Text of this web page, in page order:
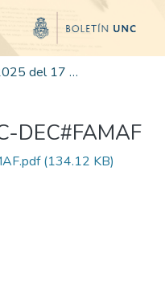
Edición 014/2025 del 17 de julio de 2025
DEC#FAMAF
(134.12 KB)